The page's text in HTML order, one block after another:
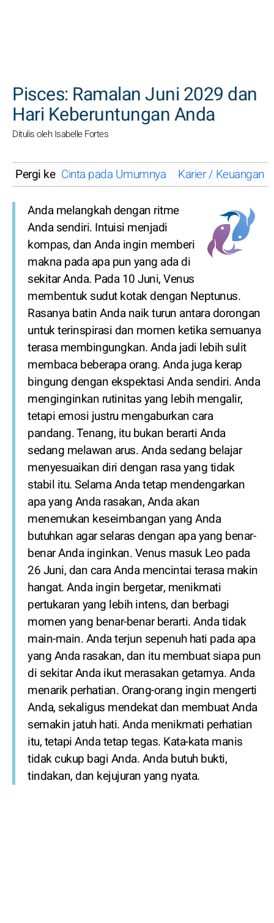
Pisces: Ramalan Juni 2029 dan
Hari Keberuntungan Anda
Ditulis oleh Isabelle Fortes
Pergi ke Cinta pada Umumnya Karier / Keuangan
Anda melangkah dengan ritme
Anda sendiri. Intuisi menjadi
kompas, dan Anda ingin memberi
makna pada apa pun yang ada di
sekitar Anda. Pada 10 Juni, Venus
membentuk sudut kotak dengan Neptunus.
Rasanya batin Anda naik turun antara dorongan
untuk terinspirasi dan momen ketika semuanya
terasa membingungkan. Anda jadi lebih sulit
membaca beberapa orang. Anda juga kerap
bingung dengan ekspektasi Anda sendiri. Anda
menginginkan rutinitas yang lebih mengalir,
tetapi emosi justru mengaburkan cara
pandang. Tenang, itu bukan berarti Anda
sedang melawan arus. Anda sedang belajar
menyesuaikan diri dengan rasa yang tidak
stabil itu. Selama Anda tetap mendengarkan
apa yang Anda rasakan, Anda akan
menemukan keseimbangan yang Anda
butuhkan agar selaras dengan apa yang benar-
benar Anda inginkan. Venus masuk Leo pada
26 Juni, dan cara Anda mencintai terasa makin
hangat. Anda ingin bergetar, menikmati
pertukaran yang lebih intens, dan berbagi
momen yang benar-benar berarti. Anda tidak
main-main. Anda terjun sepenuh hati pada apa
yang Anda rasakan, dan itu membuat siapa pun
di sekitar Anda ikut merasakan getarnya. Anda
menarik perhatian. Orang-orang ingin mengerti
Anda, sekaligus mendekat dan membuat Anda
semakin jatuh hati. Anda menikmati perhatian
itu, tetapi Anda tetap tegas. Kata-kata manis
tidak cukup bagi Anda. Anda butuh bukti,
tindakan, dan kejujuran yang nyata.